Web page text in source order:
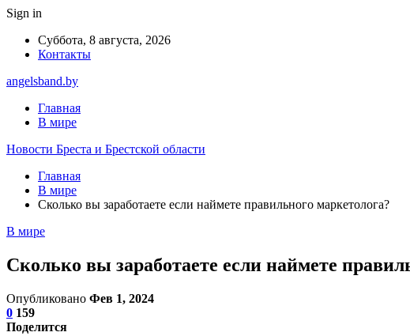
Sign in
Суббота, 8 августа, 2026
Контакты
angelsband.by
Главная
В мире
Новости Бреста и Брестской области
Главная
В мире
Сколько вы заработаете если наймете правильного маркетолога?
В мире
Сколько вы заработаете если наймете
Опубликовано Фев 1, 2024
0 159
Поделится